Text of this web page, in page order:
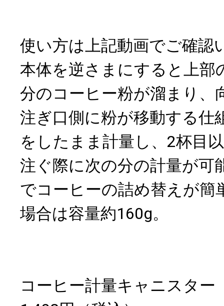
使い方は上記動画でご確認
本体を逆さまにすると上部
分のコーヒー粉が溜まり、
注ぎ口側に粉が移動する仕
をしたまま計量し、2杯目
注ぐ際に次の分の計量が可
でコーヒーの詰め替えが簡
場合は容量約160g。
コーヒー計量キャニスター